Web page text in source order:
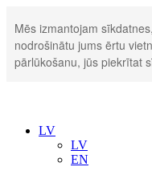
Mēs izmantojam
nodrošinātu jums ērtu
pārlūkošanu, jūs piekrītat
LV
LV
EN